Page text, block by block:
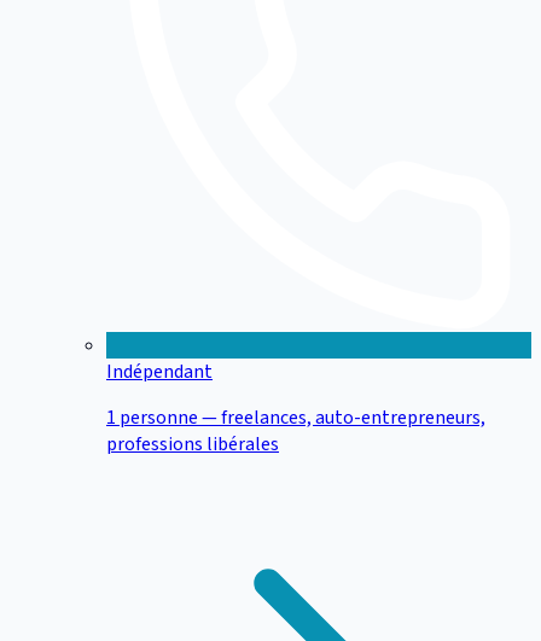
Indépendant
1 personne — freelances, auto-entrepreneurs,
professions libérales